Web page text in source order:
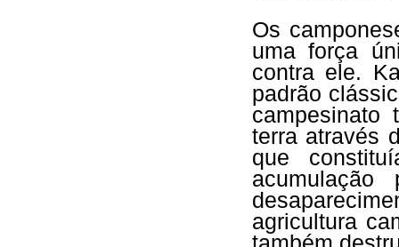
Os
uma força
contra ele.
padrão
terra através
que
agricultura